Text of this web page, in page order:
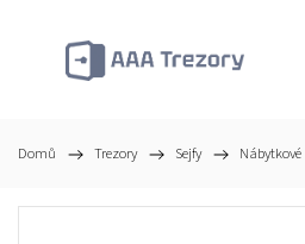
Domů / Trezory / Sejfy / Nábytkové